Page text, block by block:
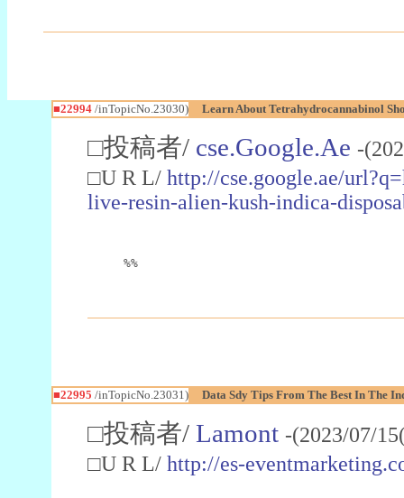
■22994/inTopicNo.23030) Learn About Tetrahydrocannabinol
□投稿者/ cse.Google.Ae -
□U R L/ http://cse.google.ae/
live-resin-alien-kush-indica-
%%
■22995 /inTopicNo.23031) Data Sdy Tips From The Best In The
□投稿者/ Lamont -(2023/07/
□U R L/ http://es-